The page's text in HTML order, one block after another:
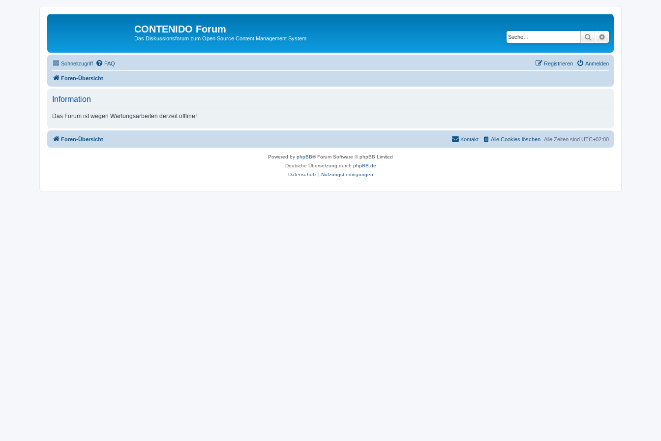
CONTENIDO Forum
Das Diskussionsforum zum Open Source Content Management System Suche
Schnellzugriff FAQ Anmelden
Registrieren
Foren-Übersicht
Information
Das Forum ist wegen Wartungsarbeiten derzeit offline!
Foren-Übersicht Alle Zeiten sind UTC+02:00
Alle Cookies löschen
Kontakt
Powered by phpBB® Forum Software © phpBB Limited
Deutsche Übersetzung durch phpBB.de
Datenschutz| Nutzungsbedingungen